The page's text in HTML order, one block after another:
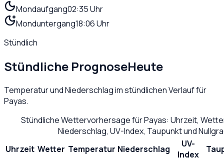
Mondaufgang02:35 Uhr
Monduntergang18:06 Uhr
Stündlich
Stündliche PrognoseHeute
Temperatur und Niederschlag im stündlichen Verlauf für
Payas.
Stündliche Wettervorhersage fürPayas: Uhrzeit,
Niederschlag, UV-Index, Taupunkt und
Uhrzeit Wetter Temperatur Niederschlag
UV-
Index